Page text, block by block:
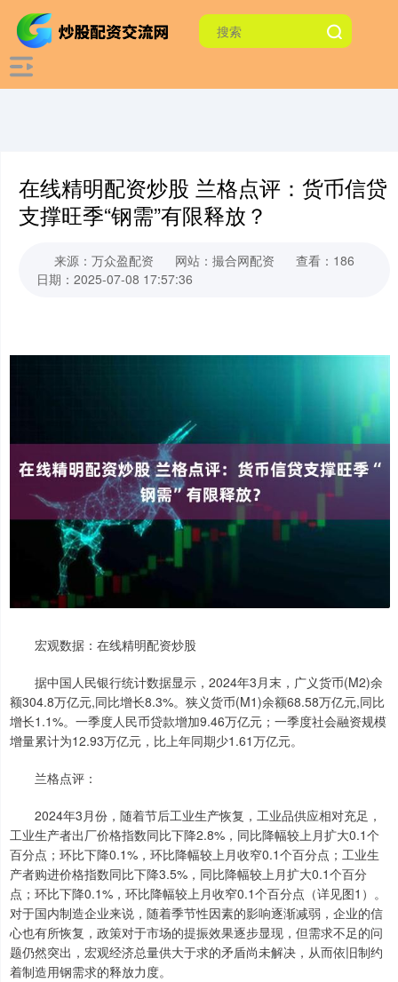
在线精明配资炒股 兰格点评：货币信贷
支撑旺季“钢需”有限释放？
来源：万众盈配资 网站：撮合网配资
查看：186
日期：2025-07-08 17:57:36
宏观数据：在线精明配资炒股
据中国人民银行统计数据显示，2024年3月末，广义货币(M2)余
额304.8万亿元,同比增长8.3%。狭义货币(M1)余额68.58万亿元,同比
增长1.1%。一季度人民币贷款增加9.46万亿元；一季度社会融资规模
增量累计为12.93万亿元，比上年同期少1.61万亿元。
兰格点评：
2024年3月份，随着节后工业生产恢复，工业品供应相对充足，
工业生产者出厂价格指数同比下降2.8%，同比降幅较上月扩大0.1个
百分点；环比下降0.1%，环比降幅较上月收窄0.1个百分点；工业生
产者购进价格指数同比下降3.5%，同比降幅较上月扩大0.1个百分
点；环比下降0.1%，环比降幅较上月收窄0.1个百分点（详见图1）。
对于国内制造企业来说，随着季节性因素的影响逐渐减弱，企业的信
心也有所恢复，政策对于市场的提振效果逐步显现，但需求不足的问
题仍然突出，宏观经济总量供大于求的矛盾尚未解决，从而依旧制约
着制造用钢需求的释放力度。